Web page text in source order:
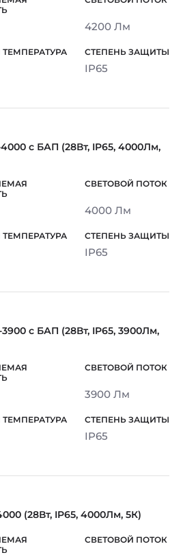
4200 Лм
IP65
с БАП (28Вт, IP65, 4000Лм,
4000 Лм
IP65
с БАП (28Вт, IP65, 3900Лм,
3900 Лм
IP65
(28Вт, IP65, 4000Лм, 5К)